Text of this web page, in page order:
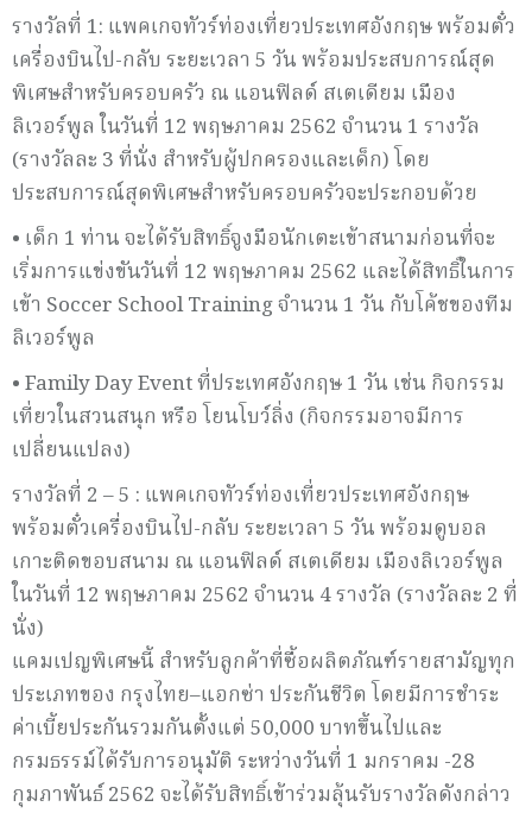
รางวัลที่ 1: แพคเกจทัวร์ท่องเที่ยวประเทศอังกฤษ พร้อมตั๋ว
เครื่องบินไป-กลับ ระยะเวลา 5 วัน พร้อมประสบการณ์สุด
พิเศษสำหรับครอบครัว ณ แอนฟิลด์ สเตเดียม เมือง
ลิเวอร์พูล ในวันที่ 12 พฤษภาคม 2562 จำนวน 1 รางวัล
(รางวัลละ 3 ที่นั่ง สำหรับผู้ปกครองและเด็ก) โดย
ประสบการณ์สุดพิเศษสำหรับครอบครัวจะประกอบด้วย
• เด็ก 1 ท่าน จะได้รับสิทธิ์จูงมือนักเตะเข้าสนามก่อนที่จะ
เริ่มการแข่งขันวันที่ 12 พฤษภาคม 2562 และได้สิทธิ์ในการ
เข้า Soccer School Training จำนวน 1 วัน กับโค้ชของทีม
ลิเวอร์พูล
• Family Day Event ที่ประเทศอังกฤษ 1 วัน เช่น กิจกรรม
เที่ยวในสวนสนุก หรือ โยนโบว์ลิ่ง (กิจกรรมอาจมีการ
เปลี่ยนแปลง)
รางวัลที่ 2 – 5 : แพคเกจทัวร์ท่องเที่ยวประเทศอังกฤษ
พร้อมตั๋วเครื่องบินไป-กลับ ระยะเวลา 5 วัน พร้อมดูบอล
เกาะติดขอบสนาม ณ แอนฟิลด์ สเตเดียม เมืองลิเวอร์พูล
ในวันที่ 12 พฤษภาคม 2562 จำนวน 4 รางวัล (รางวัลละ 2 ที่
นั่ง)
แคมเปญพิเศษนี้ สำหรับลูกค้าที่ซื้อผลิตภัณฑ์รายสามัญทุก
ประเภทของ กรุงไทย–แอกซ่า ประกันชีวิต โดยมีการชำระ
ค่าเบี้ยประกันรวมกันตั้งแต่ 50,000 บาทขึ้นไปและ
กรมธรรม์ได้รับการอนุมัติ ระหว่างวันที่ 1 มกราคม -28
กุมภาพันธ์ 2562 จะได้รับสิทธิ์เข้าร่วมลุ้นรับรางวัลดังกล่าว